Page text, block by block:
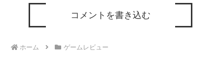
コメントを書き込む
ホーム ゲームレビュー